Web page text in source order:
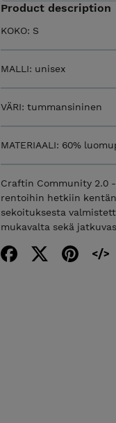
Product description
KOKO: S
MALLI: unisex
VÄRI: tummansininen
MATERIAALI: 60%
Craftin Community 2.0
rentoihin hetkiin
sekoituksesta
mukavalta sekä